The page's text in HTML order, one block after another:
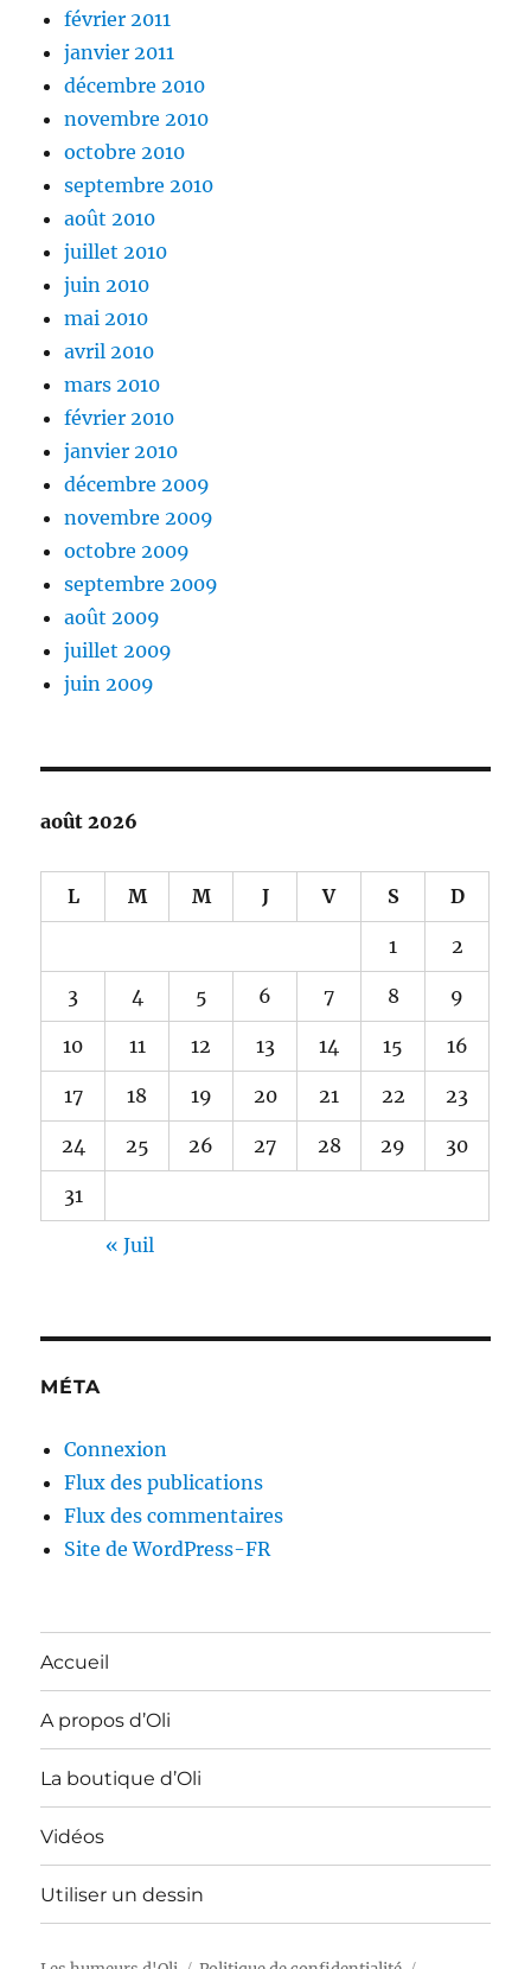
février 2011
janvier 2011
décembre 2010
novembre 2010
octobre 2010
septembre 2010
août 2010
juillet 2010
juin 2010
mai 2010
avril 2010
mars 2010
février 2010
janvier 2010
décembre 2009
novembre 2009
octobre 2009
septembre 2009
août 2009
juillet 2009
juin 2009
août 2026
L M M J V S D
1 2
3 4 5 6 7 8 9
10 11 12 13 14 15 16
17 18 19 20 21 22 23
24 25 26 27 28 29 30
31
« Juil
MÉTA
Connexion
Flux des publications
Flux des commentaires
Site de WordPress-FR
Accueil
A propos d’Oli
La boutique d’Oli
Vidéos
Utiliser un dessin